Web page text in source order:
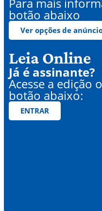
botão abaixo
Ver opções de
Leia Online
Já é assinante?
Acesse a edição
botão abaixo:
ENTRAR